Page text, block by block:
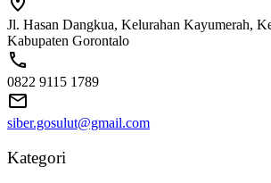
Jl. Hasan Dangkua, Kelurahan Kayumerah,
Kabupaten Gorontalo
0822 9115 1789
siber.gosulut@gmail.com
Kategori